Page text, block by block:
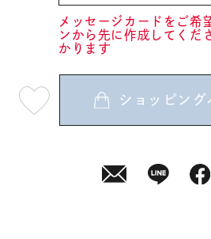
メッセージカードをご希
ンから先に作成してく
かります
08
ショッピング